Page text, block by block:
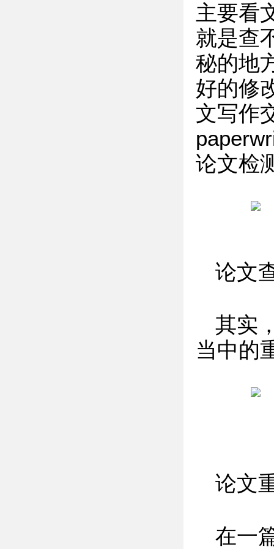
主要看
就是查
秘的地
好的修
文写作
论文检
论文
其实
当中的
论文
在一